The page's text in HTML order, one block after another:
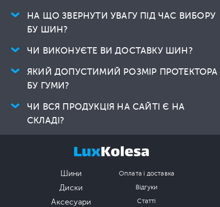
НА ЩО ЗВЕРНУТИ УВАГУ ПІД ЧАС ВИБОРУ
БУ ШИН?
ЧИ ВИКОНУЄТЕ ВИ ДОСТАВКУ ШИН?
ЯКИЙ ДОПУСТИМИЙ РОЗМІР ПРОТЕКТОРА
БУ ГУМИ?
ЧИ ВСЯ ПРОДУКЦІЯ НА САЙТІ Є НА
СКЛАДІ?
Шини
Диски
Аксесуари
Оплата і доставка
Відгуки
Статті